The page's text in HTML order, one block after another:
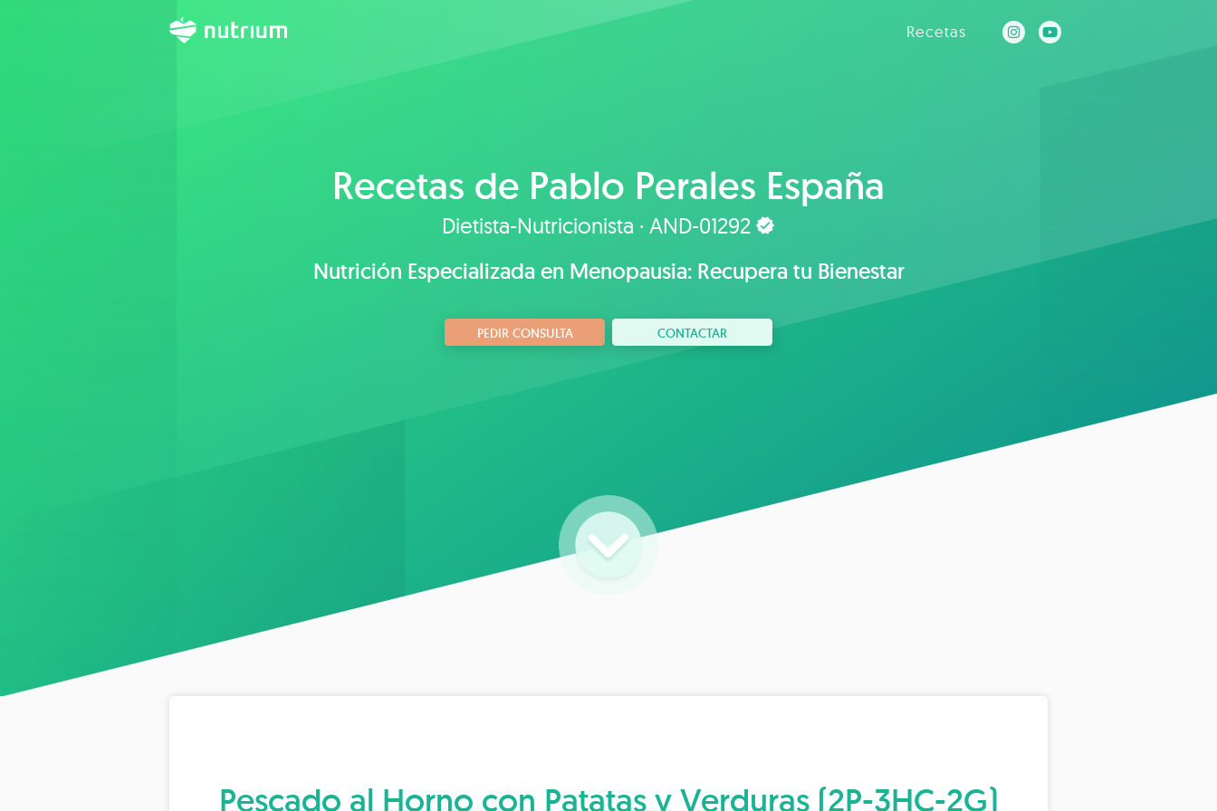
Recetas
Recetas de Pablo Perales España
Dietista-Nutricionista · AND-01292
Nutrición Especializada en Menopausia: Recupera tu Bienestar
PEDIR CONSULTA CONTACTAR
Pescado al Horno con Patatas y Verduras (2P-3HC-2G)